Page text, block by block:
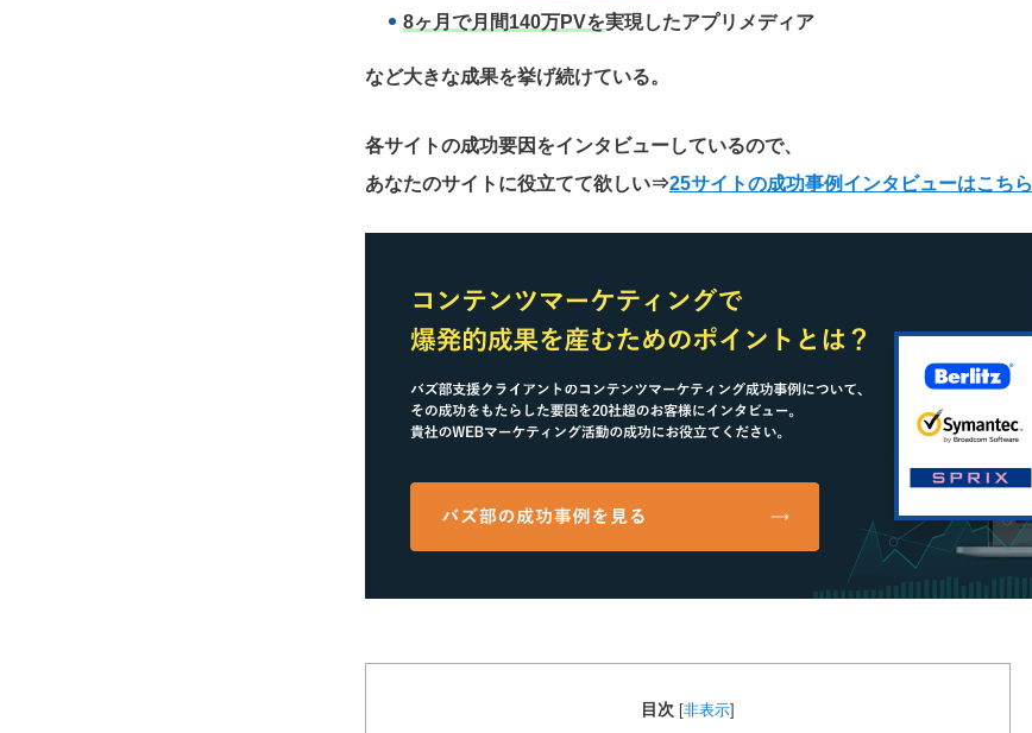
8ヶ月で月間140万PVを実現したアプリメディア
など大きな成果を挙げ続けている。
各サイトの成功要因をインタビューしているので、
あなたのサイトに役立てて欲しい⇒25サイトの成功事例インタビューはこちら
目次 [非表示]